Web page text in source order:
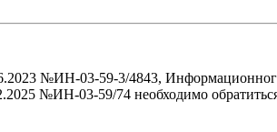
№ИН-03-59-3/4843,
№ИН-03-59/74 необходимо